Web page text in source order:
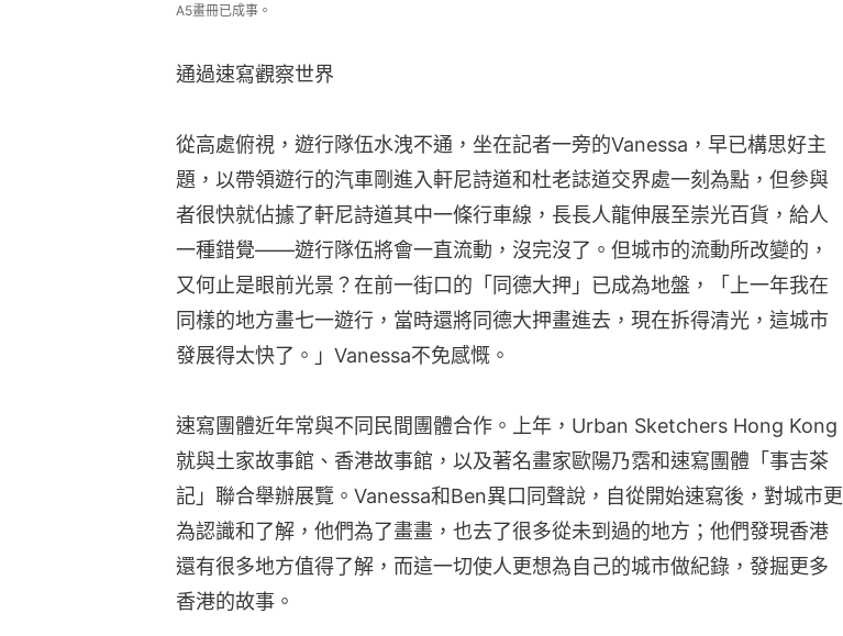
A5畫冊已成事。
通過速寫觀察世界
從高處俯視，遊行隊伍水洩不通，坐在記者一旁的Vanessa，早已構思好主
題，以帶領遊行的汽車剛進入軒尼詩道和杜老誌道交界處一刻為點，但參與
者很快就佔據了軒尼詩道其中一條行車線，長長人龍伸展至崇光百貨，給人
一種錯覺——遊行隊伍將會一直流動，沒完沒了。但城市的流動所改變的，
又何止是眼前光景？在前一街口的「同德大押」已成為地盤，「上一年我在
同樣的地方畫七一遊行，當時還將同德大押畫進去，現在拆得清光，這城市
發展得太快了。」Vanessa不免感慨。
速寫團體近年常與不同民間團體合作。上年，Urban Sketchers Hong Kong
就與土家故事館、香港故事館，以及著名畫家歐陽乃霑和速寫團體「事吉茶
記」聯合舉辦展覽。Vanessa和Ben異口同聲說，自從開始速寫後，對城市更
為認識和了解，他們為了畫畫，也去了很多從未到過的地方；他們發現香港
還有很多地方值得了解，而這一切使人更想為自己的城市做紀錄，發掘更多
香港的故事。